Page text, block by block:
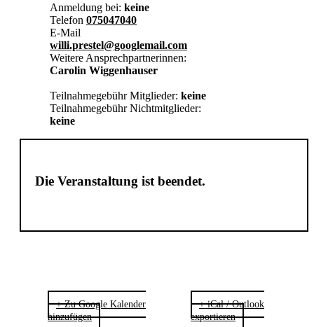
Anmeldung bei: keine
Telefon 075047040
E-Mail
willi.prestel@googlemail.com
Weitere Ansprechpartnerinnen:
Carolin Wiggenhauser
Teilnahmegebühr Mitglieder: keine
Teilnahmegebühr Nichtmitglieder:
keine
Die Veranstaltung ist beendet.
+ Zu Google Kalender
hinzufügen
+ iCal / Outlook
exportieren